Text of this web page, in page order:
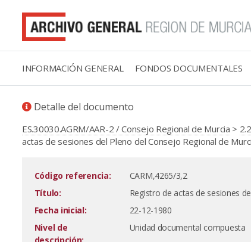
INFORMACIÓN GENERAL FONDOS DOCUMENTALES
Detalle del documento
ES.30030.AGRM/AAR-2 / Consejo Regional de Murcia >
actas de sesiones del Pleno del Consejo Regional de
Código referencia:
CARM,4265/3,2
Título:
Registro de actas de sesiones
Fecha inicial:
22-12-1980
Nivel de
descripción:
Unidad documental compuesta